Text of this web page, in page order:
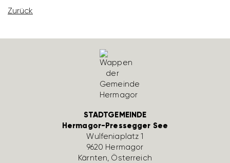
Zurück
STADTGEMEINDE
Hermagor-Pressegger See
Wulfe­nia­platz 1
9620 Hermagor
Kärnten, Öster­reich